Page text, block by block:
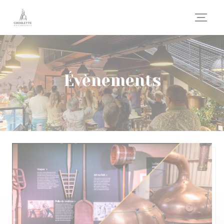
Personnalisation de vos choix en matière de cookies
Évènements